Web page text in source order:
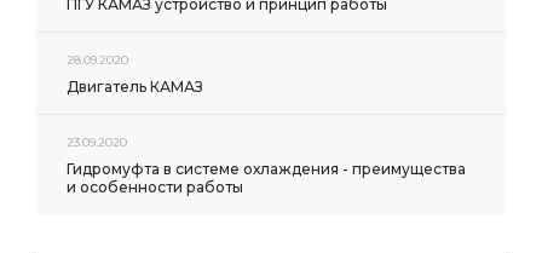
рукоятка переключения фонарь задний левый
карданный спецзаказ 680
ПАЛМ 16х1.5 дискового тормоза
ПГУ КАМАЗ устройство и принцип работы
28.09.2020
Двигатель КАМАЗ
23.09.2020
Гидромуфта в системе охлаждения - преимущества
и особенности работы